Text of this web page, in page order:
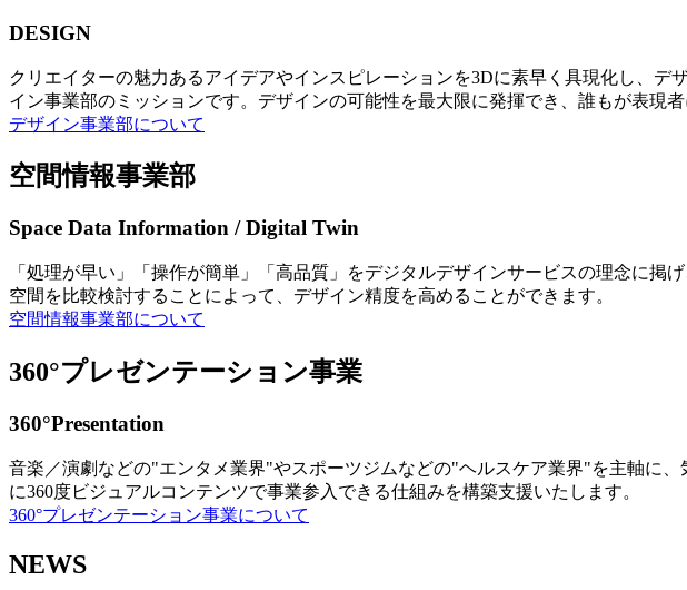
DESIGN
クリエイターの魅力あるアイデアやインスピレーションを3Dに素早く具現化し、
イン事業部のミッションです。デザインの可能性を最大限に発揮でき、誰もが表現者
デザイン事業部について
空間情報事業部
Space Data Information / Digital Twin
「処理が早い」「操作が簡単」「高品質」をデジタルデザインサービスの理念に
空間を比較検討することによって、デザイン精度を高めることができます。
空間情報事業部について
360°プレゼンテーション事業
360°Presentation
音楽／演劇などの"エンタメ業界"やスポーツジムなどの"ヘルスケア業界"を主軸に
に360度ビジュアルコンテンツで事業参入できる仕組みを構築支援いたします。
360°プレゼンテーション事業について
NEWS